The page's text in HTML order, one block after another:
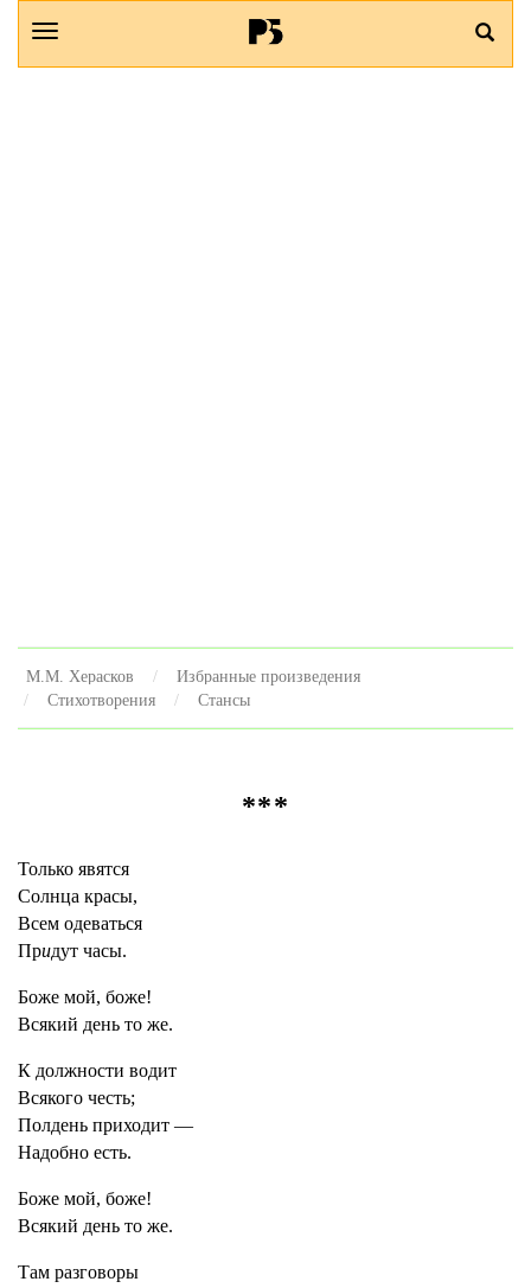
М.М. Херасков
Избранные произведения
Стихотворения
Стансы
***
Только явятся
Солнца красы,
Всем одеваться
Придут часы.
Боже мой, боже!
Всякий день то же.
К должности водит
Всякого честь;
Полдень приходит —
Надобно есть.
Боже мой, боже!
Всякий день то же.
Там разговоры